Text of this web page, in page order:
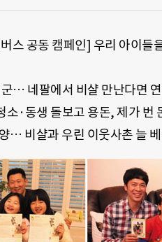
스 공동 캠페인] 우리 아이들
… 네팔에서 비샬 만난다면
·동생 돌보고 용돈, 제가 번
… 비샬과 우린 이웃사촌 늘